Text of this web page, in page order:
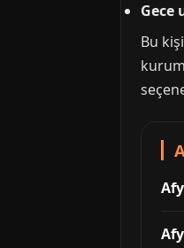
Gece
Bu